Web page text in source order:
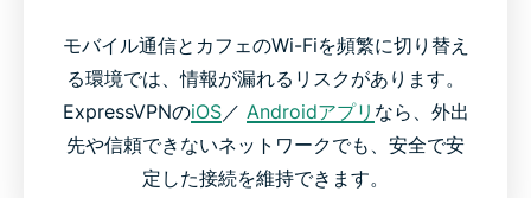
モバイル通信とカフェのWi-Fiを頻繁に切り替え
る環境では、情報が漏れるリスクがあります。
ExpressVPNのiOS／ Androidアプリ なら、外出
先や信頼できないネットワークでも、安全で安
定した接続を維持できます。